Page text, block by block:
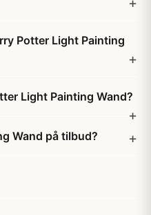
Potter Light Painting
Light Painting Wand?
Wand på tilbud?